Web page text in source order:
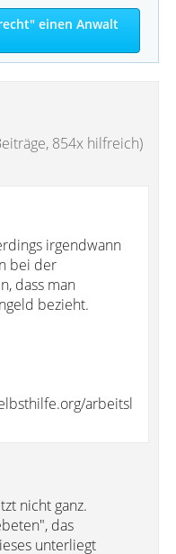
einen Anwalt
854x hilfreich)
irgendwann
bei der
dass man
bezieht.
arbeitsl
nicht ganz.
das
unterliegt